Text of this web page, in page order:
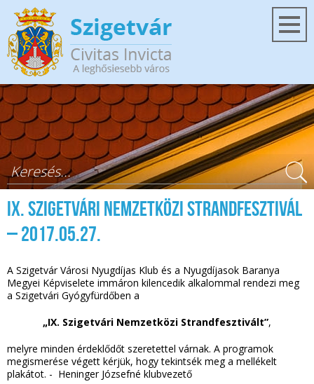
Ugrás a tartalomra
Keresés űrlap
IX. Szigetvári Nemzetközi Strandfesztivál
– 2017.05.27.
A Szigetvár Városi Nyugdíjas Klub és a Nyugdíjasok Baranya
Megyei Képviselete immáron kilencedik alkalommal rendezi meg
a Szigetvári Gyógyfürdőben a
„IX. Szigetvári Nemzetközi Strandfesztivált”,
melyre minden érdeklődőt szeretettel várnak. A programok
megismerése végett kérjük, hogy tekintsék meg a mellékelt
plakátot. - Heninger Józsefné klubvezető